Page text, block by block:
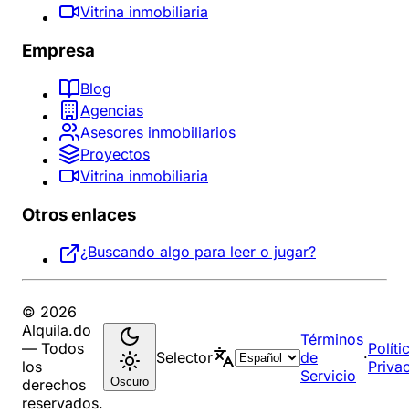
Vitrina inmobiliaria
Empresa
Blog
Agencias
Asesores inmobiliarios
Proyectos
Vitrina inmobiliaria
Otros enlaces
¿Buscando algo para leer o jugar?
© 2026
Alquila.do
— Todos
los
derechos
reservados.
Oscuro
Selector
Términos
de
Servicio
·